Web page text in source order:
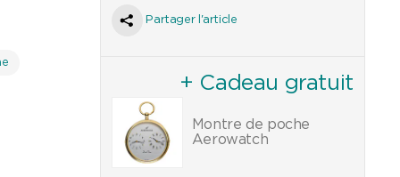
Partager l'article
+ Cadeau gratuit
Montre de poche
Aerowatch